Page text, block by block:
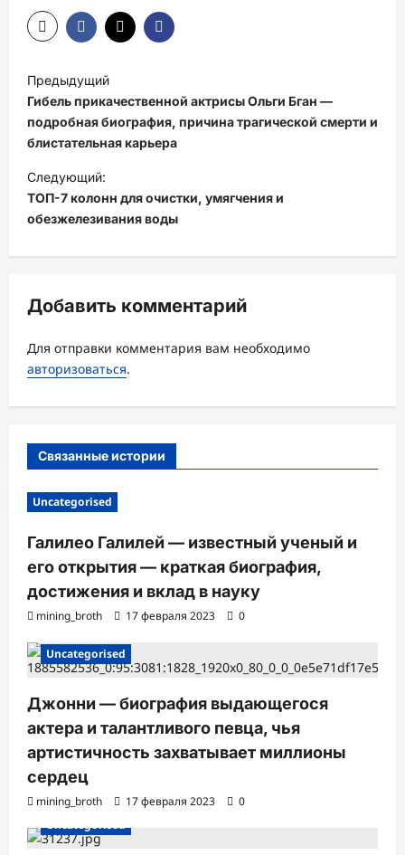
а
в
и
г
а
я
з
а
п
и
Предыдущий
Гибель прикачественной актрисы Ольги Бган —
подробная биография, причина трагической смерти и
блистательная карьера
Следующий:
ТОП-7 колонн для очистки, умягчения и
обезжелезивания воды
Добавить комментарий
Для отправки комментария вам необходимо
авторизоваться.
Связанные истории
Uncategorised
Галилео Галилей — известный ученый и
его открытия — краткая биография,
достижения и вклад в науку
mining_broth 17 февраля 2023 0
Uncategorised
Джонни — биография выдающегося
актера и талантливого певца, чья
артистичность захватывает миллионы
сердец
mining_broth 17 февраля 2023
0
Uncategorised